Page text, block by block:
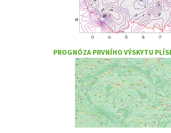
PROGNÓZA PRVNÍHO VÝSKYTU